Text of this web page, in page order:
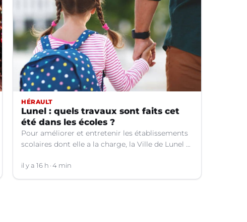
HÉRAULT
Lunel : quels travaux sont faits cet
été dans les écoles ?
Pour améliorer et entretenir les établissements
scolaires dont elle a la charge, la Ville de Lunel a
écoles cet été. Explications.
il y a 16 h 4 min